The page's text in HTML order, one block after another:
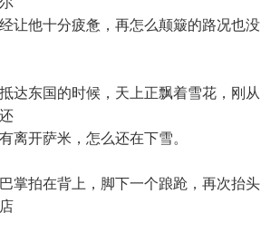
让他十分疲惫，再怎么颠簸的路况也没
东国的时候，天上正飘着雪花，刚从
离开萨米，怎么还在下雪。
拍在背上，脚下一个踉跄，再次抬头